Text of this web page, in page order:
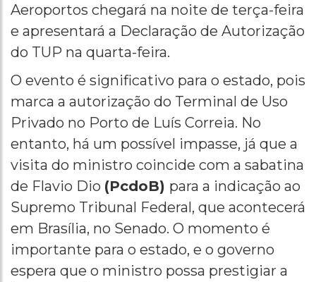
Aeroportos chegará na noite de terça-feira
e apresentará a Declaração de Autorização
do TUP na quarta-feira.
O evento é significativo para o estado, pois
marca a autorização do Terminal de Uso
Privado no Porto de Luís Correia. No
entanto, há um possível impasse, já que a
visita do ministro coincide com a sabatina
de Flavio Dio (PcdoB) para a indicação ao
Supremo Tribunal Federal, que acontecerá
em Brasília, no Senado. O momento é
importante para o estado, e o governo
espera que o ministro possa prestigiar a